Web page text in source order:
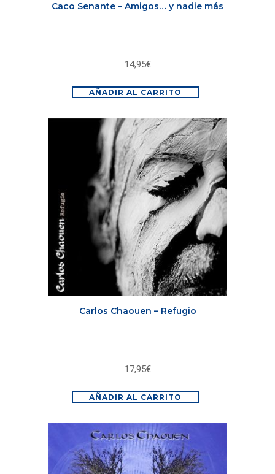
Caco Senante – Amigos… y nadie más
14,95€
AÑADIR AL CARRITO
Carlos Chaouen – Refugio
17,95€
AÑADIR AL CARRITO